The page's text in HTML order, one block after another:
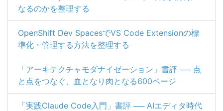
なるのかを整理する
OpenShift Dev SpacesでVS Code Extensionの標
準化・管理する方法を整理する
「アーキテクチャモダナイゼーション」書評 ── 点
と点をつなぐ、血となり肉となる600ページ
「実践Claude Code入門」書評 ── AIエディタ時代